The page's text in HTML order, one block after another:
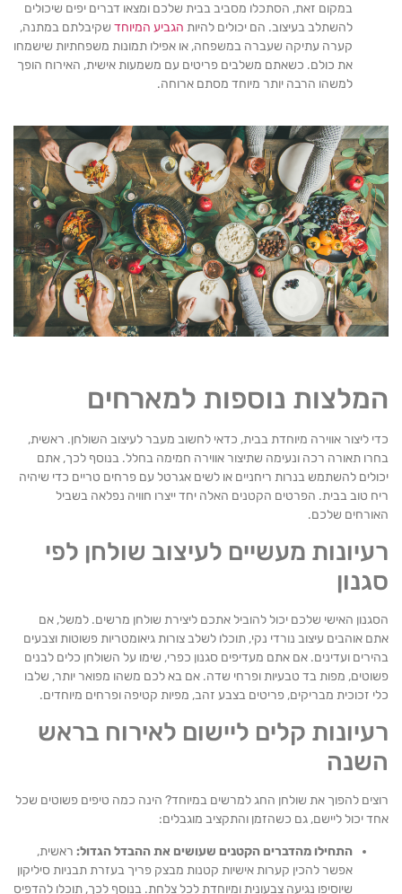
במקום זאת, הסתכלו מסביב בבית שלכם ומצאו דברים יפים שיכולים
להשתלב בעיצוב. הם יכולים להיותהגביע המיוחדשקיבלתם במתנה,
קערה עתיקה שעברה במשפחה, או אפילו תמונות משפחתיות שישמחו
את כולם. כשאתם משלבים פריטים עם משמעות אישית, האירוח הופך
למשהו הרבה יותר מיוחד מסתם ארוחה.
נוספות למארחים
ליצור אווירה מיוחדת בבית, כדאי לחשוב מעבר לעיצוב השולחן. ראשית,
תאורה רכה ונעימה שתיצור אווירה חמימה בחלל. בנוסף לכך, אתם
להשתמש בנרות ריחניים או לשים אגרטל עם פרחים טריים כדי שיהיה
טוב בבית. הפרטים הקטנים האלה יחד ייצרו חוויה נפלאה בשביל
שלכם.
מעשיים לעיצוב שולחן לפי
האישי שלכם יכול להוביל אתכם ליצירת שולחן מרשים. למשל, אם
אוהבים עיצוב נורדי נקי, תוכלו לשלב צורות גיאומטריות פשוטות וצבעים
ועדינים. אם אתם מעדיפים סגנון כפרי, שימו על השולחן כלים לבנים
מפות בד טבעיות ופרחי שדה. אם בא לכם משהו מפואר יותר, שלבו
זכוכית מבריקים, פריטים בצבע זהב, מפיות קטיפה ופרחים מיוחדים.
קלים ליישום לאירוח בראש
להפוך את שולחן החג למרשים במיוחד? הינה כמה טיפים פשוטים שכל
יכול ליישם, גם כשהזמן והתקציב מוגבלים:
התחילו מהדברים הקטנים שעושים את ההבדל הגדול:ראשית,
אפשר להכין קערות אישיות קטנות מבצק פריך בעזרת תבניות סיליקון
שיוסיפו נגיעה צבעונית ומיוחדת לכל צלחת. בנוסף לכך, תוכלו להדפיס